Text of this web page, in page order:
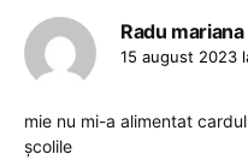
Radu mariana
15 august 2023
mie nu mi-a alimentat
școlile